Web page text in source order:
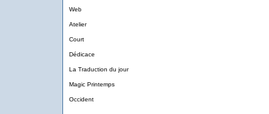
Web
Atelier
Court
Dédicace
La Traduction du jour
Magic Printemps
Occident